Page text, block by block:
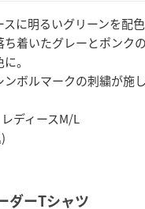
に明るいグリーンを配色
着いたグレーとポンク
。
ボルマークの刺繍が施し
ディースM/L
ダーTシャツ